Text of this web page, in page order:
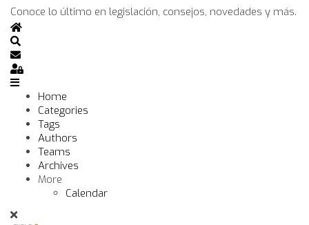
Conoce lo último en legislación, consejos, novedades y más.
Home
Search
Subscribe to blog
Sign In
Home
Categories
Tags
Authors
Teams
Archives
More
Calendar